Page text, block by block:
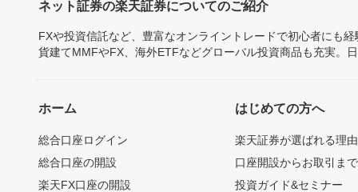
ネット証券の楽天証券についてのご紹介
FXや投資信託など、豊富なオンライントレードで初心者にも
貨建てMMFやFX、海外ETFなどグローバル投資商品も充実。
ホーム
総合口座ログイン
総合口座の開設
楽天FX口座の開設
はじめての方へ
楽天証券が選ばれる理由
口座開設からお取引ま
投資ガイド&セミナー